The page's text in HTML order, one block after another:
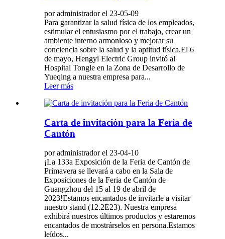
por administrador el 23-05-09
Para garantizar la salud física de los empleados,
estimular el entusiasmo por el trabajo, crear un
ambiente interno armonioso y mejorar su
conciencia sobre la salud y la aptitud física.El 6
de mayo, Hengyi Electric Group invitó al
Hospital Tongle en la Zona de Desarrollo de
Yueqing a nuestra empresa para...
Leer más
Carta de invitación para la Feria de
Cantón
por administrador el 23-04-10
¡La 133a Exposición de la Feria de Cantón de
Primavera se llevará a cabo en la Sala de
Exposiciones de la Feria de Cantón de
Guangzhou del 15 al 19 de abril de
2023!Estamos encantados de invitarle a visitar
nuestro stand (12.2E23). Nuestra empresa
exhibirá nuestros últimos productos y estaremos
encantados de mostrárselos en persona.Estamos
leídos...